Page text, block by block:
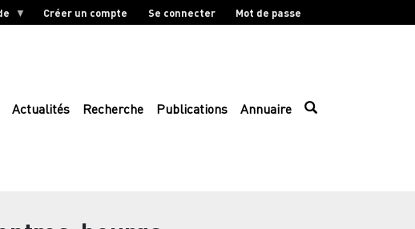
Créer un compte Se connecter Mot de passe
Actualités Recherche Publications Annuaire